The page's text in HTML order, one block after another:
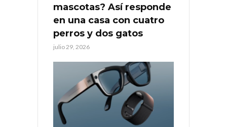
mascotas? Así responde
en una casa con cuatro
perros y dos gatos
julio 29, 2026